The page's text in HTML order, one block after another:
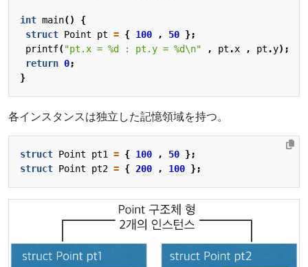
int main()
{
struct Point pt = { 100 , 50 };
printf("pt.x = %d : pt.y = %d\n" , pt .x , pt .y);
return 0;
}
各インスタンスは独立した記憶領域を持つ。
struct Point pt1 = { 100 , 50 };
struct Point pt2 = { 200 , 100 };